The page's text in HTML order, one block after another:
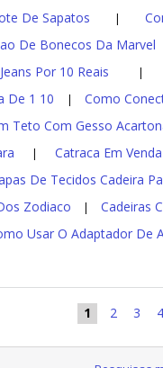
De Sapatos |
De Bonecos Da Marvel
Por 10 Reais |
De 1 10 | Como
Teto Com Gesso
| Catraca Em
De Tecidos Cadeira
Zodiaco | Cadeiras
Usar O Adaptador De
1 2 3 4